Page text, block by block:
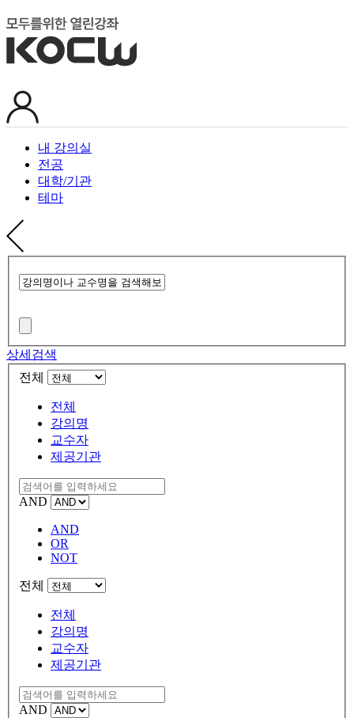
내 강의실
전공
대학/기관
테마
상세검색
전체
전체
강의명
교수자
제공기관
AND
AND
OR
NOT
전체
전체
강의명
교수자
제공기관
AND